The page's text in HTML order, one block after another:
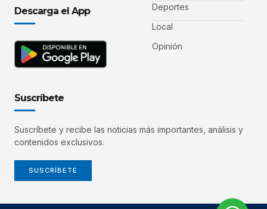
Descarga el App
Deportes
Local
Opinión
Suscríbete
Suscríbete y recibe las noticias más importantes, análisis y
contenidos exclusivos.
SUSCRÍBETE